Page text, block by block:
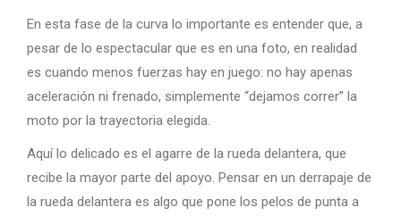
En esta fase de la curva lo importante es entender que, a
pesar de lo espectacular que es en una foto, en realidad
es cuando menos fuerzas hay en juego: no hay apenas
aceleración ni frenado, simplemente “dejamos correr” la
moto por la trayectoria elegida.
Aquí lo delicado es el agarre de la rueda delantera, que
recibe la mayor parte del apoyo. Pensar en un derrapaje de
la rueda delantera es algo que pone los pelos de punta a